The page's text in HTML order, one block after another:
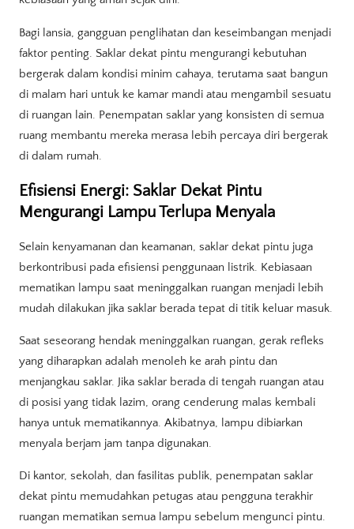
Bagi lansia, gangguan penglihatan dan keseimbangan menjadi
faktor penting. Saklar dekat pintu mengurangi kebutuhan
bergerak dalam kondisi minim cahaya, terutama saat bangun
di malam hari untuk ke kamar mandi atau mengambil sesuatu
di ruangan lain. Penempatan saklar yang konsisten di semua
ruang membantu mereka merasa lebih percaya diri bergerak
di dalam rumah.
Efisiensi Energi: Saklar Dekat Pintu
Mengurangi Lampu Terlupa Menyala
Selain kenyamanan dan keamanan, saklar dekat pintu juga
berkontribusi pada efisiensi penggunaan listrik. Kebiasaan
mematikan lampu saat meninggalkan ruangan menjadi lebih
mudah dilakukan jika saklar berada tepat di titik keluar masuk.
Saat seseorang hendak meninggalkan ruangan, gerak refleks
yang diharapkan adalah menoleh ke arah pintu dan
menjangkau saklar. Jika saklar berada di tengah ruangan atau
di posisi yang tidak lazim, orang cenderung malas kembali
hanya untuk mematikannya. Akibatnya, lampu dibiarkan
menyala berjam jam tanpa digunakan.
Di kantor, sekolah, dan fasilitas publik, penempatan saklar
dekat pintu memudahkan petugas atau pengguna terakhir
ruangan mematikan semua lampu sebelum mengunci pintu.